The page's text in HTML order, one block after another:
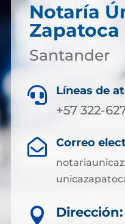
Notaría
Zapatoca
Santander
 Líneas de
+57 322-
 Correo

Dirección: